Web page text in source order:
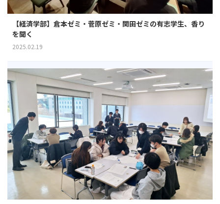
【経済学部】倉本ゼミ・菅原ゼミ・関田ゼミの有志学生、香り
を聞く
2025.02.19